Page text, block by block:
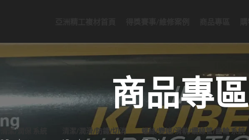
商品專區
清潔/潤保 系統
清潔/潤滑/防鏽/切消
螺絲/變速/滑軌/纜線管/齒輪 系統